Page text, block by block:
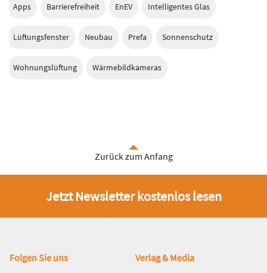
Apps Barrierefreiheit EnEV Intelligentes Glas
Lüftungsfenster Neubau Prefa Sonnenschutz
Wohnungslüftung Wärmebildkameras
Zurück zum Anfang
Jetzt Newsletter kostenlos lesen
Fußbereich
Folgen Sie uns Verlag & Media